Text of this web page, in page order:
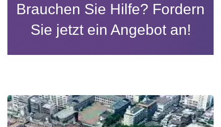
Brauchen Sie Hilfe? Fordern
Sie jetzt ein Angebot an!